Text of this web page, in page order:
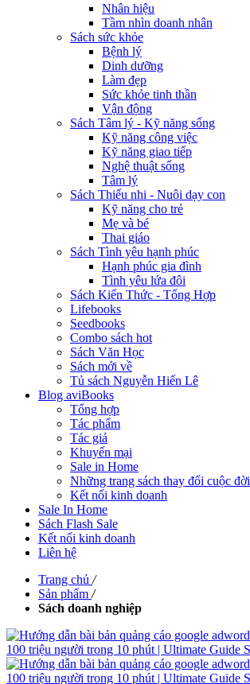
Nhân hiệu
Tầm nhìn doanh nhân
Sách sức khỏe
Bệnh lý
Dinh dưỡng
Làm đẹp
Sức khỏe tinh thần
Vận động
Sách Tâm lý - Kỹ năng sống
Kỹ năng công việc
Kỹ năng giao tiếp
Nghệ thuật sống
Tâm lý
Sách Thiếu nhi - Nuôi dạy con
Kỹ năng cho trẻ
Mẹ và bé
Thai giáo
Sách Tình yêu hạnh phúc
Hạnh phúc gia đình
Tình yêu lứa đôi
Sách Kiến Thức - Tổng Hợp
Lifebooks
Seedbooks
Combo sách hot
Sách Văn Học
Sách mới về
Tủ sách Nguyễn Hiến Lê
Blog aviBooks
Tổng hợp
Tác phẩm
Tác giả
Khuyến mại
Sale in Home
Những trang sách thay đổi cuộc đời
Kết nối kinh doanh
Sale In Home
Sách Flash Sale
Kết nối kinh doanh
Liên hệ
Trang chủ /
Sản phẩm /
Sách doanh nghiệp